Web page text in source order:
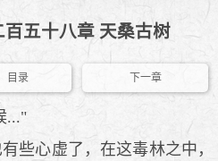
五十八章 天桑古树
目录 下一章
..."
心虚了，在这毒林之中，